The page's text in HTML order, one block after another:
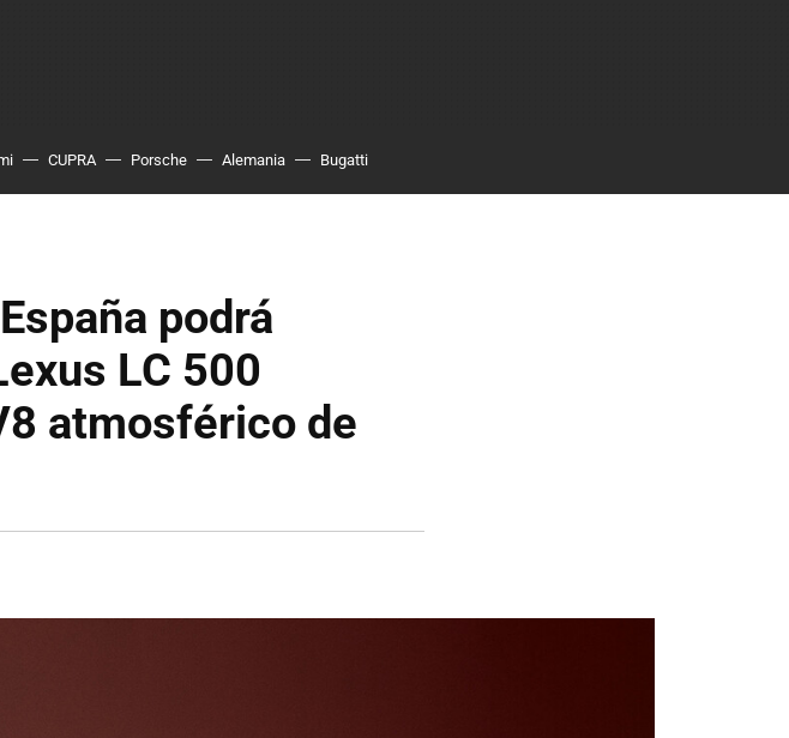
CUPRA Porsche Alemania Bugatti
podrá
LC 500
atmosférico de